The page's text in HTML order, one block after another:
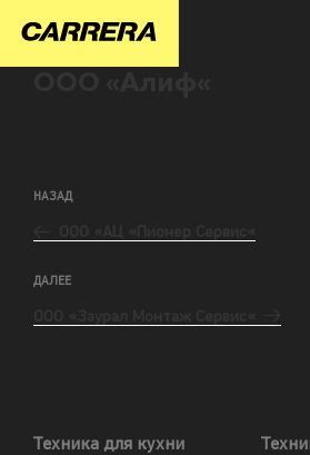
НАЗАД
ДАЛЕЕ
Техника для кухни